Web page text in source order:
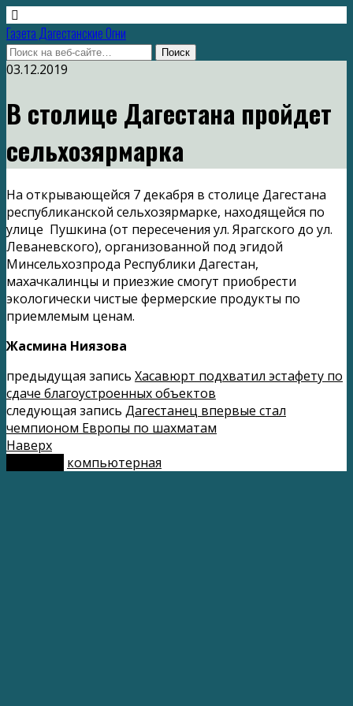
Газета Дагестанские Огни
03.12.2019
В столице Дагестана пройдет
сельхозярмарка
На открывающейся 7 декабря в столице Дагестана
республиканской сельхозярмарке, находящейся по
улице Пушкина (от пересечения ул. Ярагского до ул.
Леваневского), организованной под эгидой
Минсельхозпрода Республики Дагестан,
махачкалинцы и приезжие смогут приобрести
экологически чистые фермерские продукты по
приемлемым ценам.
Жасмина Ниязова
предыдущая запись Хасавюрт подхватил эстафету по
сдаче благоустроенных объектов
следующая запись Дагестанец впервые стал
чемпионом Европы по шахматам
Наверх
компьютерная